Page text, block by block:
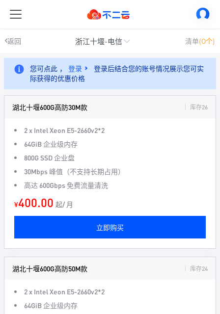
返回 浙江十堰-电信 清单(0个)
您可点此 ， 登录
登录后结合您的账号情况展示您可实
际获得的优惠价格
湖北十堰600G高防30M款 库存26
2 x Intel Xeon E5-2660v2*2
64GiB企业级内存
800G SSD 企业盘
30Mbps 峰值（不支持长期占用）
高达 600Gbps 免费流量清洗
¥400.00 起/ 月
立即购买
湖北十堰600G高防50M款 库存24
2 x Intel Xeon E5-2660v2*2
64GiB企业级内存